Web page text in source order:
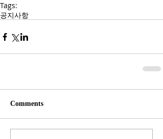
Tags:
공지사항
Comments